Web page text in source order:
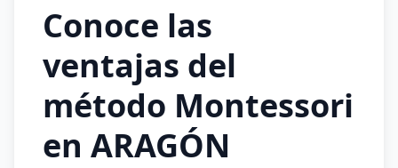
Conoce las
ventajas del
método Montessori
en ARAGÓN